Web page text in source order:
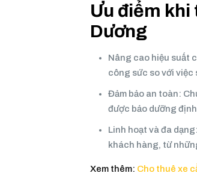
Ưu điểm khi
Dương
Nâng cao hiệu suất
công sức so với
Đảm bảo an toàn:
được bảo dưỡng
Linh hoạt và đa
khách hàng, từ
Xem thêm: Cho thuê xe